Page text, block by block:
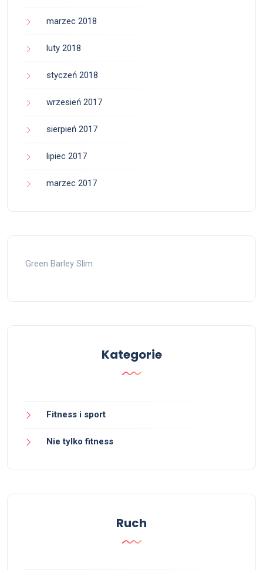
marzec 2018
luty 2018
styczeń 2018
wrzesień 2017
sierpień 2017
lipiec 2017
marzec 2017
Green Barley Slim
Kategorie
Fitness i sport
Nie tylko fitness
Ruch